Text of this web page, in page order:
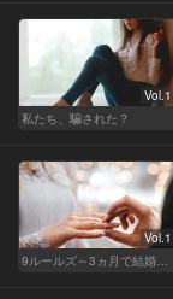
Vol.1
私たち、騙された？
Vol.1
9ルールズ～3ヵ月で結婚する方法～